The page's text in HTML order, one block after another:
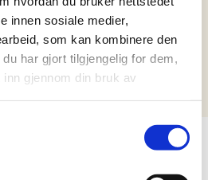
innen sosiale medier,
som kan kombinere den
har gjort tilgjengelig for dem,
gjennom din bruk av
OPPSKRIFT